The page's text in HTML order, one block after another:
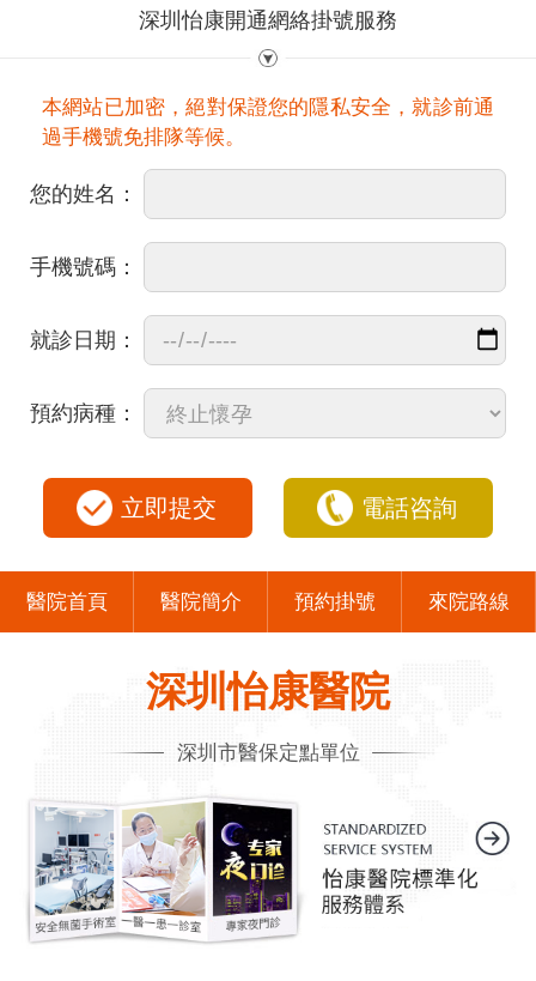
深圳怡康開通網絡掛號服務
本網站已加密，絕對保證您的隱私安全，就診前通
過手機號免排隊等候。
您的姓名：
手機號碼：
就診日期：
預約病種：
立即提交 電話咨詢
醫院首頁 醫院簡介 預約掛號 來院路線
深圳怡康醫院
深圳市醫保定點單位